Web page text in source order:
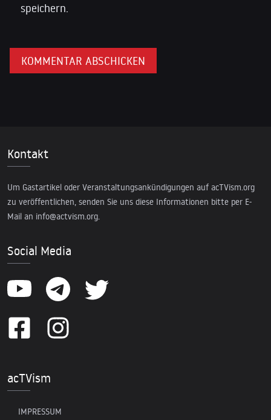
speichern.
Kontakt
Um Gastartikel oder Veranstaltungsankündigungen auf acTVism.org
zu veröffentlichen, senden Sie uns diese Informationen bitte per E-
Mail an info@actvism.org.
Social Media
acTVism
IMPRESSUM